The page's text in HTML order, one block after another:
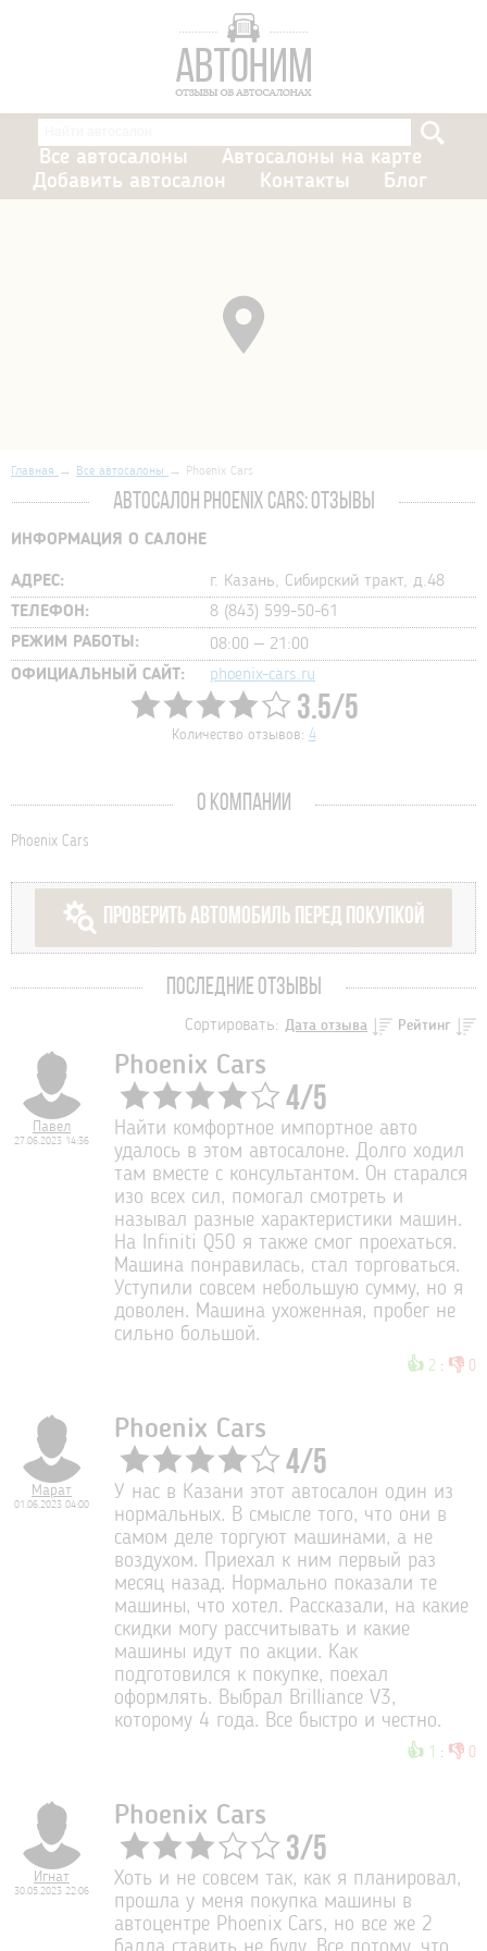
Все автосалоны
Автосалоны на карте
Добавить автосалон
Контакты Блог
Главная Все автосалоны Phoenix Cars
АВТОСАЛОН PHOENIX CARS: ОТЗЫВЫ
ИНФОРМАЦИЯ О САЛОНЕ
АДРЕС:
г. Казань, Сибирский тракт, д.48
ТЕЛЕФОН:
8 (843) 599-50-61
РЕЖИМ РАБОТЫ:
08:00 – 21:00
ОФИЦИАЛЬНЫЙ САЙТ:
phoenix-cars.ru
3.5/5
Количество отзывов: 4
О КОМПАНИИ
Phoenix Cars
ПРОВЕРИТЬ АВТОМОБИЛЬ ПЕРЕД ПОКУПКОЙ
ПОСЛЕДНИЕ ОТЗЫВЫ
Сортировать: Дата отзыва Рейтинг
Павел
27.06.2023 14:36
Phoenix Cars
4/5
Найти комфортное импортное авто
удалось в этом автосалоне. Долго ходил
там вместе с консультантом. Он старался
изо всех сил, помогал смотреть и
называл разные характеристики машин.
На Infiniti Q50 я также смог проехаться.
Машина понравилась, стал торговаться.
Уступили совсем небольшую сумму, но я
доволен. Машина ухоженная, пробег не
сильно большой.
👍 2 : 👎 0
Марат
01.06.2023 04:00
Phoenix Cars
4/5
У нас в Казани этот автосалон один из
нормальных. В смысле того, что они в
самом деле торгуют машинами, а не
воздухом. Приехал к ним первый раз
месяц назад. Нормально показали те
машины, что хотел. Рассказали, на какие
скидки могу рассчитывать и какие
машины идут по акции. Как
подготовился к покупке, поехал
оформлять. Выбрал Brilliance V3,
которому 4 года. Все быстро и честно.
👍 1 : 👎 0
Игнат
30.05.2023 22:06
Phoenix Cars
3/5
Хоть и не совсем так, как я планировал,
прошла у меня покупка машины в
автоцентре Phoenix Cars, но все же 2